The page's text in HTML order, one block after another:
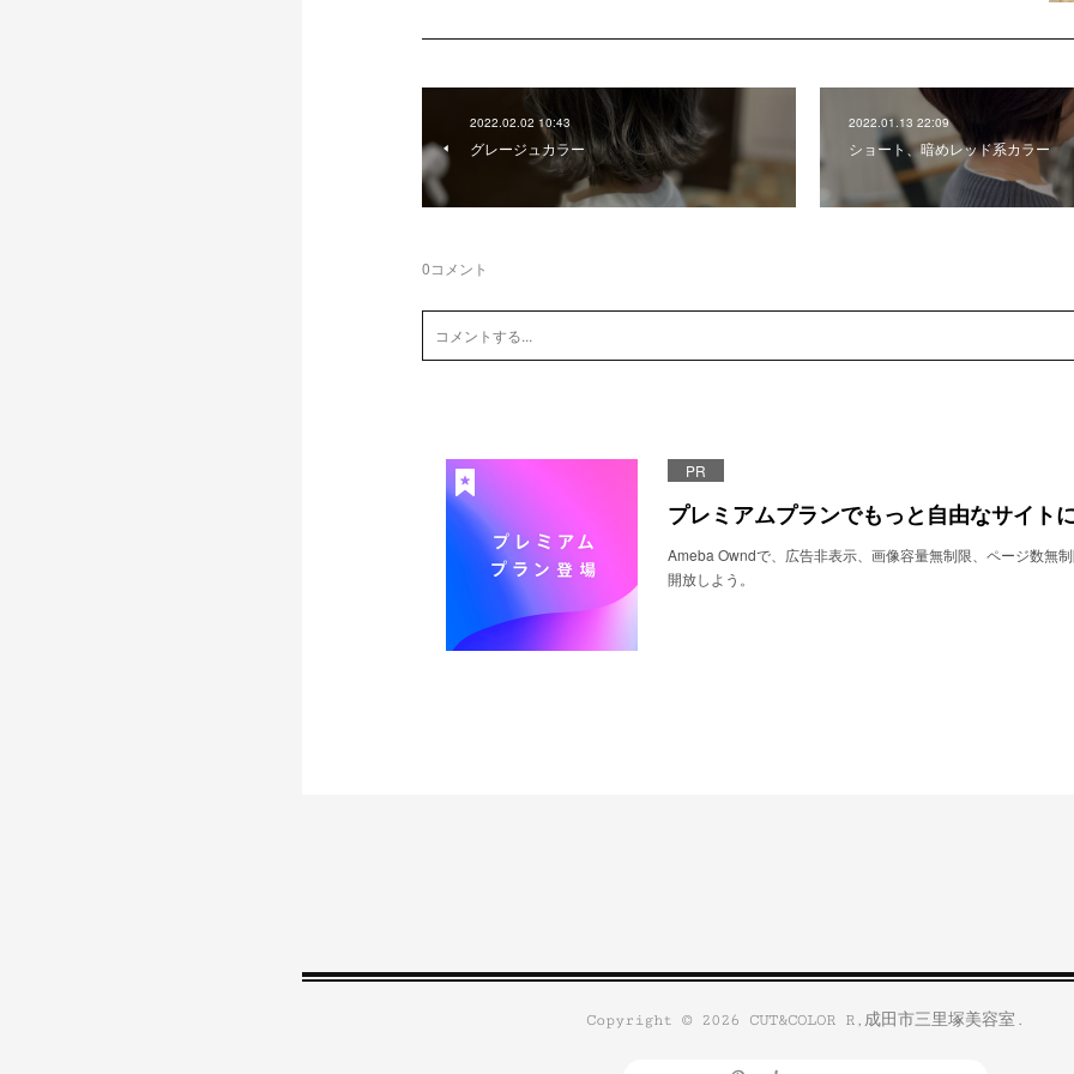
2022.02.02 10:43
グレージュカラー
2022.01.13 22:09
ショート、暗めレッド系カラー
0コメント
PR
プレミアムプランでもっと自由なサイト
Ameba Owndで、広告非表示、画像容量無制限、ページ数無
開放しよう。
Copyright © 2026 CUT&COLOR R,成田市三里塚美容室 .